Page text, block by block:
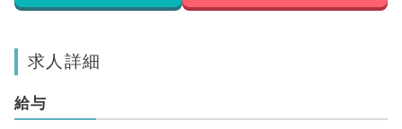
求人詳細
給与